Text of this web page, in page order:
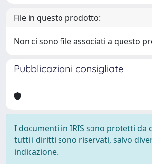
File in questo prodotto:
Non ci sono file associati a questo
Pubblicazioni consigliate
I documenti in IRIS sono protetti da
tutti i diritti sono riservati, salvo
indicazione.